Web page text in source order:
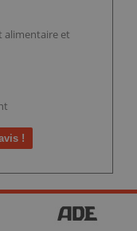
alimentaire et
!